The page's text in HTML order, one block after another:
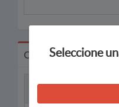
Convocatorias
Seleccione